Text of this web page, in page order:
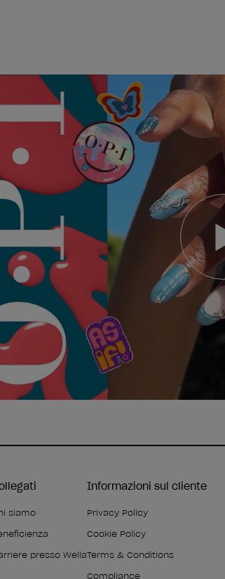
siamo
presso Wella
Informazioni sul cliente
Privacy Policy
Cookie Policy
Terms & Conditions
Compliance